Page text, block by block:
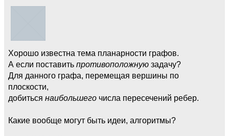
Хорошо известна тема планарности графов.
А если поставить противоположную задачу?
Для данного графа, перемещая вершины по
плоскости,
добиться наибольшего числа пересечений ребер.
Какие вообще могут быть идеи, алгоритмы?